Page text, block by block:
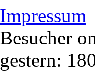
Impressum
Besucher
gestern: